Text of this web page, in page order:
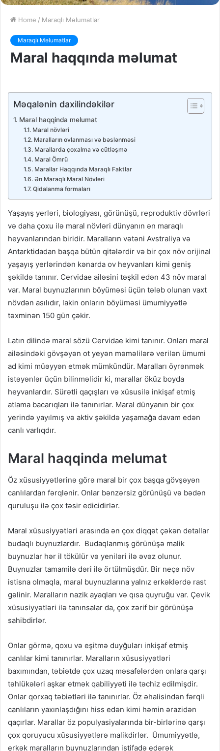
Home / Maraqlı Məlumatlar
Maraqlı Məlumatlar
Maral haqqında məlumat
Məqalənin daxilindəkilər
Maral haqqinda melumat
Maral növləri
Maralların ovlanması və bəslənməsi
Marallarda çoxalma və cütləşmə
Maral Ömrü
Marallar Haqqında Maraqlı Faktlar
Ən Maraqlı Maral Növləri
Qidalanma formaları
Yaşayış yerləri, biologiyası, görünüşü, reproduktiv dövrləri
və daha çoxu ilə maral növləri dünyanın ən maraqlı
heyvanlarından biridir. Maralların vətəni Avstraliya və
Antarktidadan başqa bütün qitələrdir və bir çox növ orijinal
yaşayış yerlərindən kənarda ov heyvanları kimi geniş
şəkildə tanınır. Cervidae ailəsini təşkil edən 43 növ maral
var. Maral buynuzlarının böyüməsi üçün tələb olunan vaxt
növdən asılıdır, lakin onların böyüməsi ümumiyyətlə
təxminən 150 gün çəkir.
Latın dilində maral sözü Cervidae kimi tanınır. Onları maral
ailəsindəki gövşəyən ot yeyən məməlilərə verilən ümumi
ad kimi müəyyən etmək mümkündür. Maralları öyrənmək
istəyənlər üçün bilinməlidir ki, marallar öküz boyda
heyvanlardır. Sürətli qaçışları və xüsusilə inkişaf etmiş
atlama bacarıqları ilə tanınırlar. Maral dünyanın bir çox
yerində yayılmış və aktiv şəkildə yaşamağa davam edən
canlı varlıqdır.
Maral haqqinda melumat
Öz xüsusiyyətlərinə görə maral bir çox başqa gövşəyən
canlılardan fərqlənir. Onlar bənzərsiz görünüşü və bədən
quruluşu ilə çox təsir edicidirlər.
Maral xüsusiyyətləri arasında ən çox diqqət çəkən detallar
budaqlı buynuzlardır. Budaqlanmış görünüşə malik
buynuzlar hər il tökülür və yeniləri ilə əvəz olunur.
Buynuzlar tamamilə dəri ilə örtülmüşdür. Bir neçə növ
istisna olmaqla, maral buynuzlarına yalnız erkəklərdə rast
gəlinir. Maralların nazik ayaqları və qısa quyruğu var. Çevik
xüsusiyyətləri ilə tanınsalar da, çox zərif bir görünüşə
sahibdirlər.
Onlar görmə, qoxu və eşitmə duyğuları inkişaf etmiş
canlılar kimi tanınırlar. Maralların xüsusiyyətləri
baxımından, təbiətdə çox uzaq məsafələrdən onlara qarşı
təhlükələri aşkar etmək qabiliyyəti ilə təchiz edilmişdir.
Onlar qorxaq təbiətləri ilə tanınırlar. Öz əhalisindən fərqli
canlıların yaxınlaşdığını hiss edən kimi həmin ərazidən
qaçırlar. Marallar öz populyasiyalarında bir-birlərinə qarşı
çox qoruyucu xüsusiyyətlərə malikdirlər. Ümumiyyətlə,
erkək maralların buynuzlarından istifadə edərək